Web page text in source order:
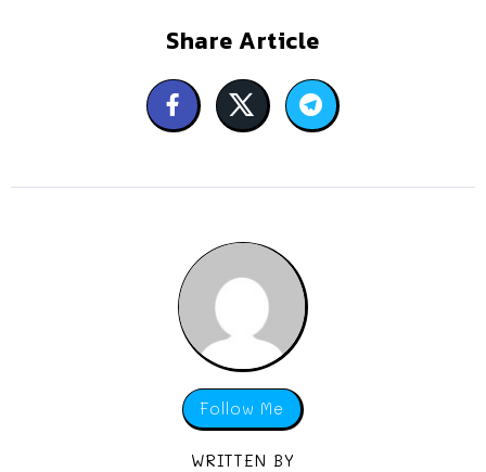
Share Article
Follow Me
WRITTEN BY